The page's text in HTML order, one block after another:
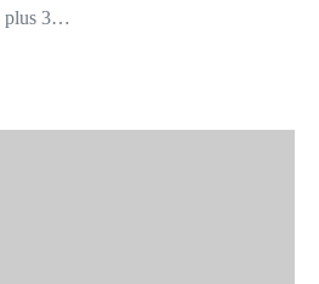
plus 3…